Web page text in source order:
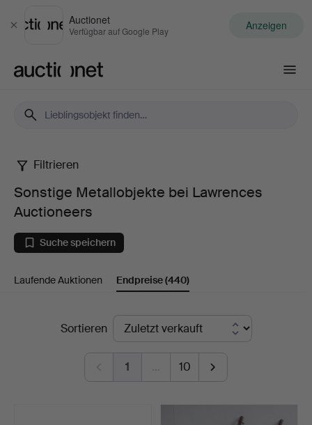
Schließen
Auctionet
Verfügbar auf Google Play Anzeigen
Sonstige
Metallobjekte
bei
Lawrences
Filtrieren
Sonstige Metallobjekte bei Lawrences
Auctioneers
Suche speichern
Laufende Auktionen Endpreise(440)
EndpreiseSortieren
1 … 10